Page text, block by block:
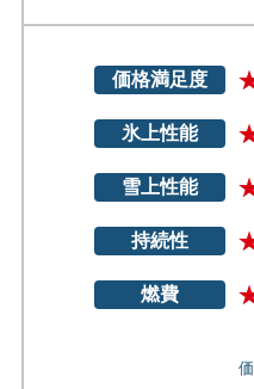
価格満足度
氷上性能
雪上性能
持続性
燃費